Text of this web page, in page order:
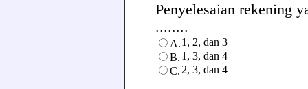
Penyelesaian rekening
........
A.1, 2, dan 3
B. 1, 3, dan 4
C. 2, 3, dan 4